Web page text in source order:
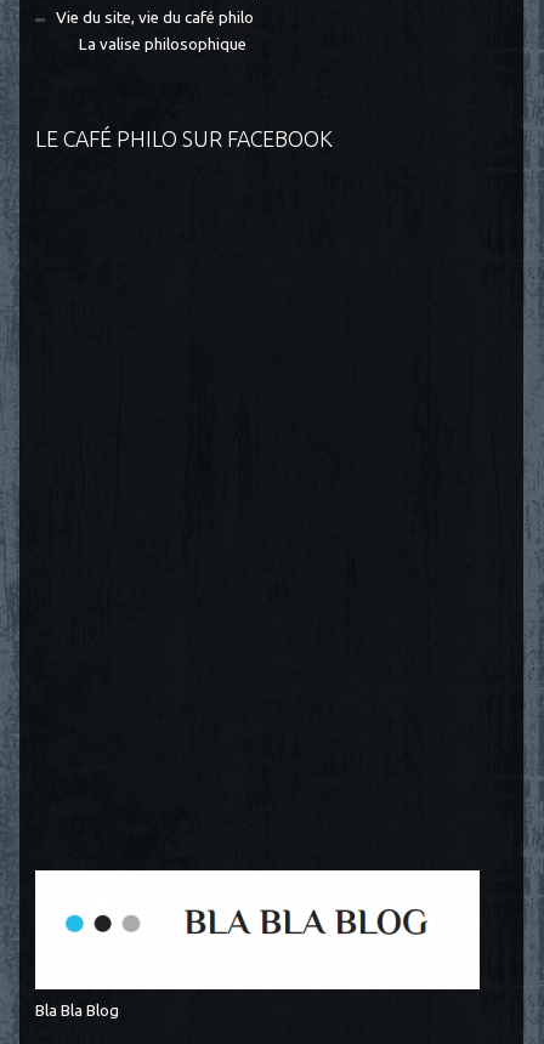
Vie du site, vie du café philo
La valise philosophique
LE CAFÉ PHILO SUR FACEBOOK
Bla Bla Blog